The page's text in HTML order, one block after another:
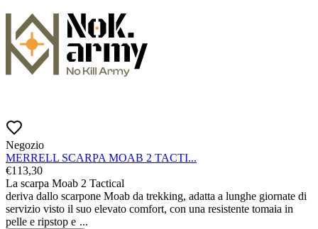
Negozio
MERRELL SCARPA MOAB 2 TACTI...
€113,30
La scarpa Moab 2 Tactical
deriva dallo scarpone Moab da trekking, adatta a lunghe giornate di
servizio visto il suo elevato comfort, con una resistente tomaia in
pelle e ripstop e ...